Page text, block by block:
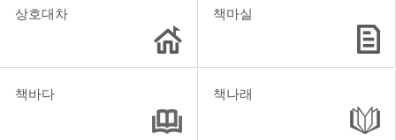
상호대차 책마실
책바다 책나래